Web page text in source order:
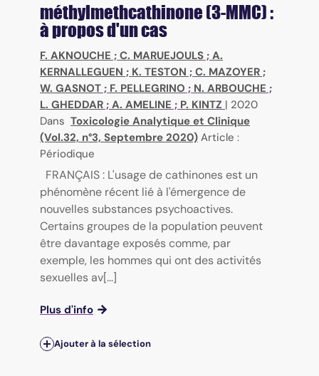
méthylmethcathinone (3-MMC) :
à propos d'un cas
F. AKNOUCHE ; C. MARUEJOULS ; A.
KERNALLEGUEN ; K. TESTON ; C. MAZOYER ;
W. GASNOT ; F. PELLEGRINO ; N. ARBOUCHE ;
L. GHEDDAR ; A. AMELINE ; P. KINTZ | 2020
Dans Toxicologie Analytique et Clinique
(Vol.32, n°3, Septembre 2020) Article :
Périodique
FRANÇAIS : L'usage de cathinones est un
phénomène récent lié à l'émergence de
nouvelles substances psychoactives.
Certains groupes de la population peuvent
être davantage exposés comme, par
exemple, les hommes qui ont des activités
sexuelles av[...]
Plus d'info
Ajouter à la sélection